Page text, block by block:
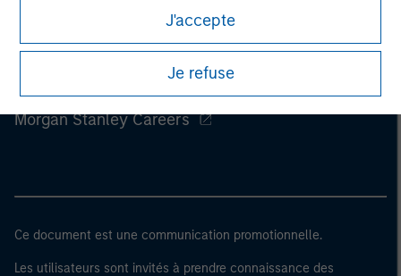
J'accepte
Je refuse
Morgan Stanley Careers
Ce document est une communication promotionnelle.
Les utilisateurs sont invités à prendre connaissance des